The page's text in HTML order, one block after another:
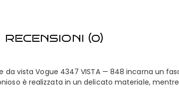
RECENSIONI (0)
da vista Vogue 4347 VISTA — 848 incarna un
è realizzata in un delicato materiale,